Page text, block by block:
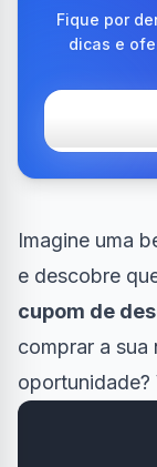
Fique por
dicas e
Imagine uma
e descobre
cupom de
comprar a sua
oportunidade?